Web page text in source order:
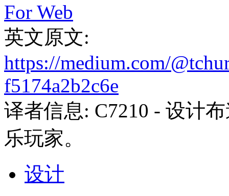
For Web
英文原文:
https://medium.com/
f5174a2b2c6e
译者信息: C7210 - 设计
乐玩家。
设计